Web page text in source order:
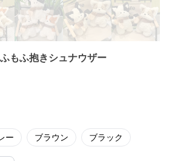
もふ抱きシュナウザー
ー ブラウン ブラック